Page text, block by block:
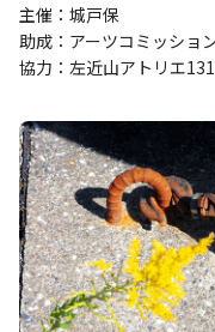
主催：城戸保
助成：アーツコミッショ
協力：左近山アトリエ